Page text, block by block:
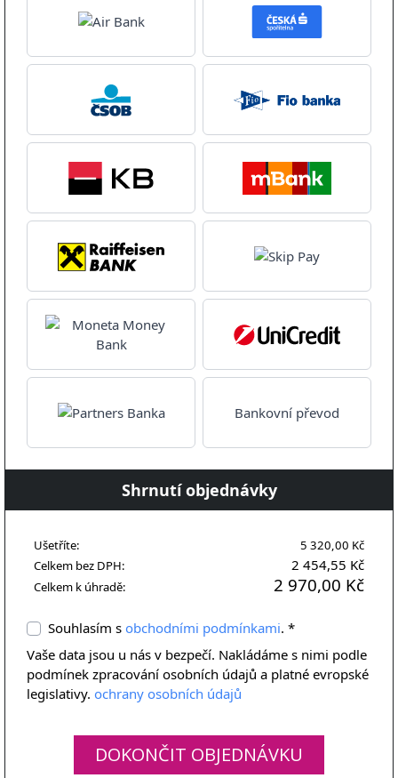
Bankovní převod
Shrnutí objednávky
Ušetříte:
5 320,00 Kč
Celkem bez DPH:
2 454,55 Kč
Celkem k úhradě: 2 970,00 Kč
Souhlasím s obchodními podmínkami. *
Vaše data jsou u nás v bezpečí. Nakládáme s nimi podle
podmínek zpracování osobních údajů a platné evropské
legislativy. ochrany osobních údajů
DOKONČIT OBJEDNÁVKU